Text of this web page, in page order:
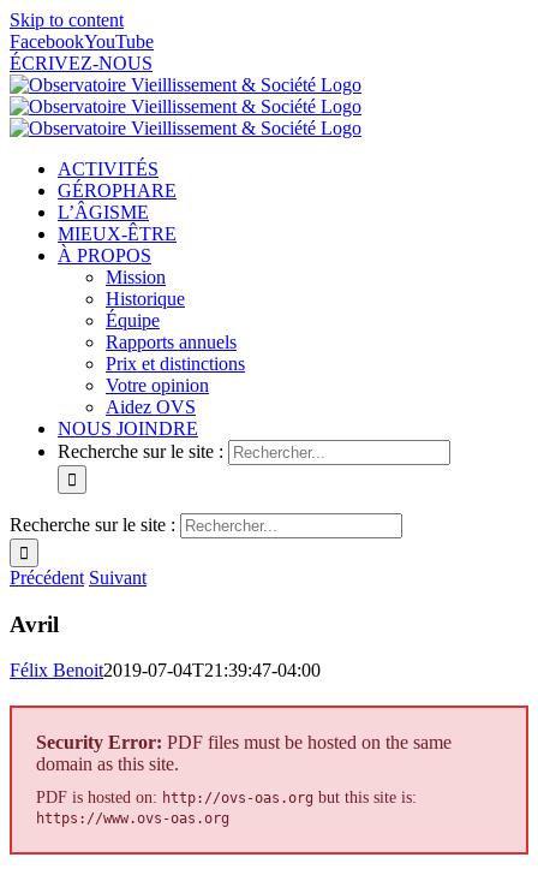
Skip to content
FacebookYouTube
ÉCRIVEZ-NOUS
ACTIVITÉS
GÉROPHARE
L’ÂGISME
MIEUX-ÊTRE
À PROPOS
Mission
Historique
Équipe
Rapports annuels
Prix et distinctions
Votre opinion
Aidez OVS
NOUS JOINDRE
Recherche sur le site :
Recherche sur le site :
Précédent Suivant
Avril
Félix Benoit2019-07-04T21:39:47-04:00
Security Error: PDF files must be hosted on the same
domain as this site.
PDF is hosted on: http://ovs-oas.org but this site is:
https://www.ovs-oas.org